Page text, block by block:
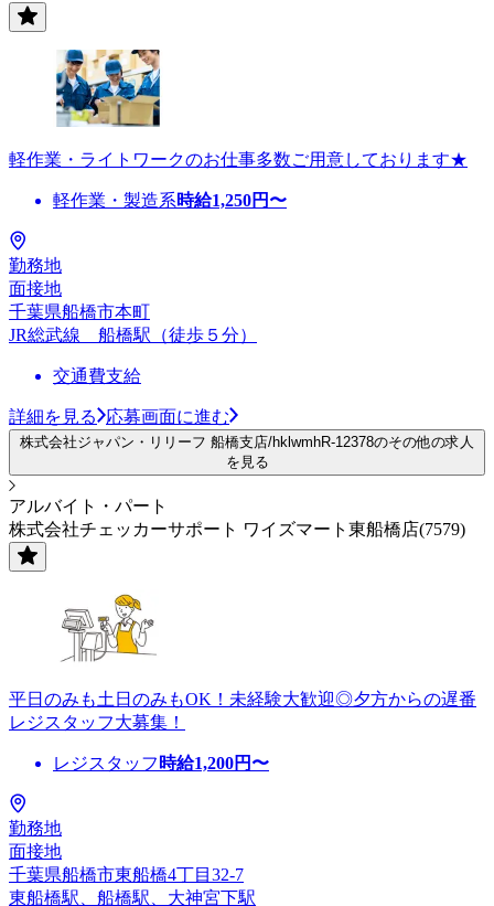
軽作業・ライトワークのお仕事多数ご用意しております★
軽作業・製造系時給1,250円〜
勤務地
面接地
千葉県船橋市本町
JR総武線 船橋駅（徒歩５分）
交通費支給
詳細を見る 応募画面に進む
株式会社ジャパン・リリーフ 船橋支店/hklwmhR-12378のその他の求人
を見る
アルバイト・パート
株式会社チェッカーサポート ワイズマート東船橋店(7579)
平日のみも土日のみもOK！未経験大歓迎◎夕方からの遅番
レジスタッフ大募集！
レジスタッフ 時給1,200円〜
勤務地
面接地
千葉県船橋市東船橋4丁目32-7
東船橋駅、船橋駅、大神宮下駅